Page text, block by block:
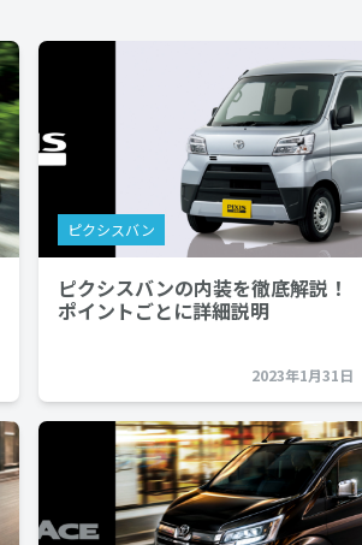
ピクシスバン
ピクシスバンの内装を徹底解説！
ポイントごとに詳細説明
2023年1月31日